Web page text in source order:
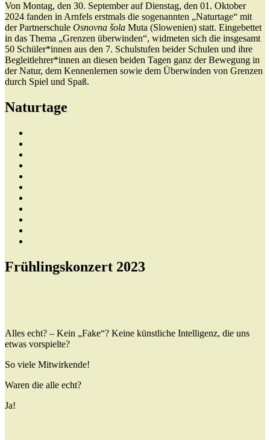
Von Montag, den 30. September auf Dienstag, den 01. Oktober
2024 fanden in Arnfels erstmals die sogenannten „Naturtage“ mit
der Partnerschule Osnovna šola Muta (Slowenien) statt. Eingebettet
in das Thema „Grenzen überwinden“, widmeten sich die insgesamt
50 Schüler*innen aus den 7. Schulstufen beider Schulen und ihre
Begleitlehrer*innen an diesen beiden Tagen ganz der Bewegung in
der Natur, dem Kennenlernen sowie dem Überwinden von Grenzen
durch Spiel und Spaß.
Naturtage
Frühlingskonzert 2023
Alles echt? – Kein „Fake“? Keine künstliche Intelligenz, die uns
etwas vorspielte?
So viele Mitwirkende!
Waren die alle echt?
Ja!